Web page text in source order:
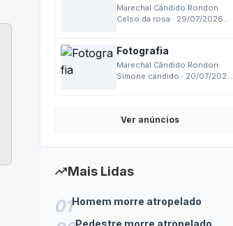
Marechal Cândido Rondon ·
Celso da rosa · 29/07/2026
Fotografia
Marechal Cândido Rondon ·
Simone candido · 20/07/2026
Ver anúncios
trending_upMais Lidas
01Homem morre atropelado
Pedestre morre atropelado